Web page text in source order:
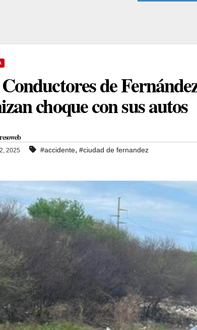
de
choque con sus autos
2025 #accidente, #ciudad de fernandez